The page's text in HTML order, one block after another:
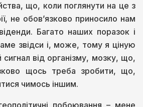
що, коли поглянути на це з
не обов’язково приносило нам
Багато наших поразок і
звідси і, може, тому я ціную
сигнал від організму, мозку, що,
щось треба зробити, що,
чимось іншим.